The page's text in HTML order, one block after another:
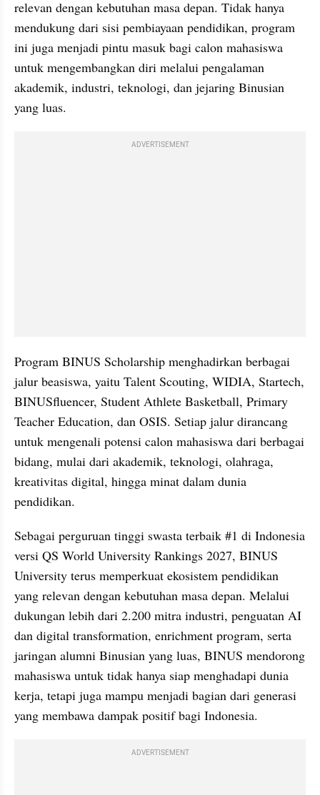
relevan dengan kebutuhan masa depan. Tidak hanya
mendukung dari sisi pembiayaan pendidikan, program
ini juga menjadi pintu masuk bagi calon mahasiswa
untuk mengembangkan diri melalui pengalaman
akademik, industri, teknologi, dan jejaring Binusian
yang luas.
ADVERTISEMENT
Program BINUS Scholarship menghadirkan berbagai
jalur beasiswa, yaitu Talent Scouting, WIDIA, Startech,
BINUSfluencer, Student Athlete Basketball, Primary
Teacher Education, dan OSIS. Setiap jalur dirancang
untuk mengenali potensi calon mahasiswa dari berbagai
bidang, mulai dari akademik, teknologi, olahraga,
kreativitas digital, hingga minat dalam dunia
pendidikan.
Sebagai perguruan tinggi swasta terbaik #1 di Indonesia
versi QS World University Rankings 2027, BINUS
University terus memperkuat ekosistem pendidikan
yang relevan dengan kebutuhan masa depan. Melalui
dukungan lebih dari 2.200 mitra industri, penguatan AI
dan digital transformation, enrichment program, serta
jaringan alumni Binusian yang luas, BINUS mendorong
mahasiswa untuk tidak hanya siap menghadapi dunia
kerja, tetapi juga mampu menjadi bagian dari generasi
yang membawa dampak positif bagi Indonesia.
ADVERTISEMENT